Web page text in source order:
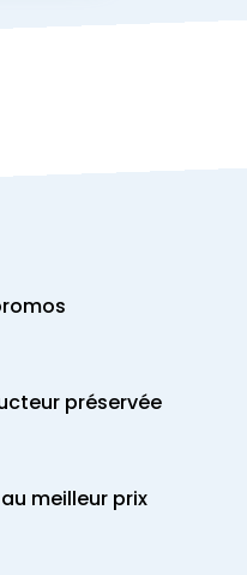
préservée
meilleur prix